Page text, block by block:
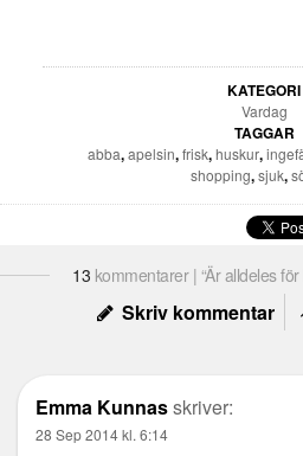
KATEGORI
Vardag
TAGGAR
abba,apelsin,frisk,huskur,
shopping,sjuk,
13 kommentarer | “Är alldeles
Skriv kommentar
Emma Kunnasskriver:
28 Sep 2014 kl. 6:14